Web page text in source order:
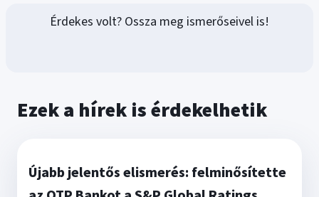
Érdekes volt? Ossza meg ismerőseivel is!
Ezek a hírek is érdekelhetik
Újabb jelentős elismerés: felminősítette